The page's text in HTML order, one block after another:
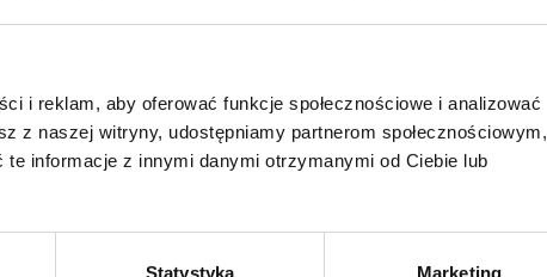
i reklam, aby oferować funkcje społecznościowe i analizować
z naszej witryny, udostępniamy partnerom społecznościowym,
informacje z innymi danymi otrzymanymi od Ciebie lub